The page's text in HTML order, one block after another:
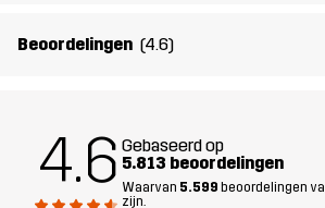
de manchetten stevig op hun plaats te
Pasvorm REGULAR
Beoordelingen (4.6)
4.6 Gebaseerd op
5.813 beoordelingen
Waarvan 5.599 beoordelingen
zijn.